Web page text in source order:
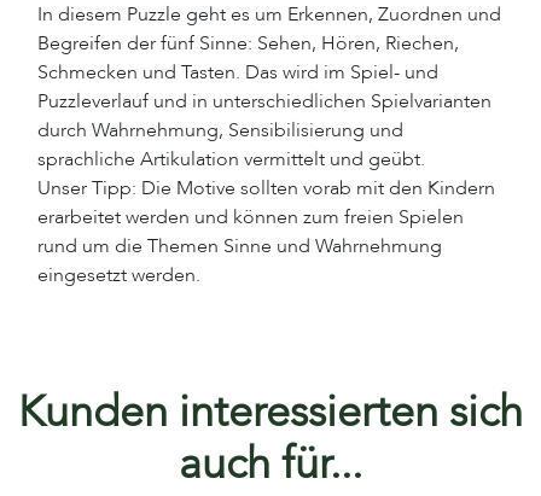
In diesem Puzzle geht es um Erkennen, Zuordnen und
Begreifen der fünf Sinne: Sehen, Hören, Riechen,
Schmecken und Tasten. Das wird im Spiel- und
Puzzleverlauf und in unterschiedlichen Spielvarianten
durch Wahrnehmung, Sensibilisierung und
sprachliche Artikulation vermittelt und geübt.
Unser Tipp: Die Motive sollten vorab mit den Kindern
erarbeitet werden und können zum freien Spielen
rund um die Themen Sinne und Wahrnehmung
eingesetzt werden.
Kunden interessierten sich
auch für...